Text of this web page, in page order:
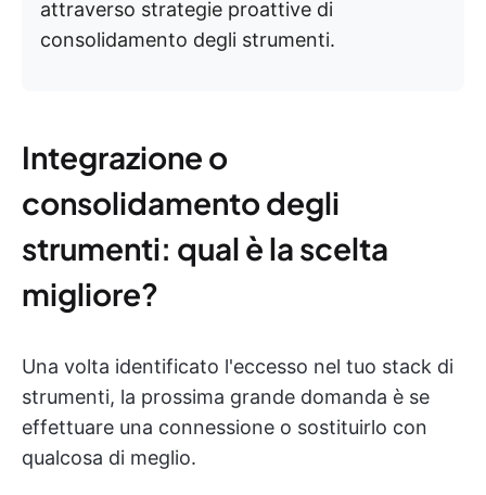
attraverso strategie proattive di
consolidamento degli strumenti.
Integrazione o
consolidamento degli
strumenti: qual è la scelta
migliore?
Una volta identificato l'eccesso nel tuo stack di
strumenti, la prossima grande domanda è se
effettuare una connessione o sostituirlo con
qualcosa di meglio.